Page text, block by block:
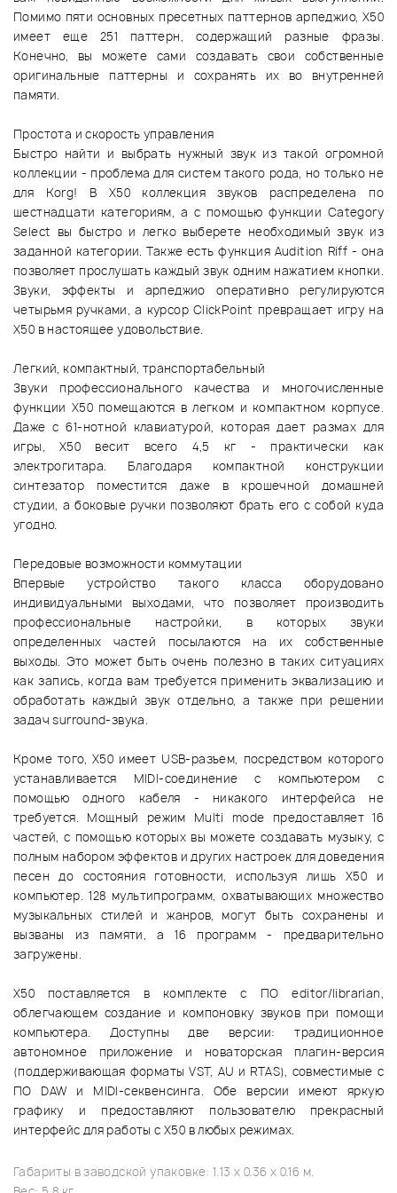
Помимо пяти основных пресетных паттернов арпеджио, X50
имеет еще 251 паттерн, содержащий разные фразы.
Конечно, вы можете сами создавать свои собственные
оригинальные паттерны и сохранять их во внутренней
памяти.
Простота и скорость управления
Быстро найти и выбрать нужный звук из такой огромной
коллекции - проблема для систем такого рода, но только не
для Korg! В X50 коллекция звуков распределена по
шестнадцати категориям, а с помощью функции Category
Select вы быстро и легко выберете необходимый звук из
заданной категории. Также есть функция Audition Riff - она
позволяет прослушать каждый звук одним нажатием кнопки.
Звуки, эффекты и арпеджио оперативно регулируются
четырьмя ручками, а курсор ClickPoint превращает игру на
X50 в настоящее удовольствие.
Легкий, компактный, транспортабельный
Звуки профессионального качества и многочисленные
функции X50 помещаются в легком и компактном корпусе.
Даже с 61-нотной клавиатурой, которая дает размах для
игры, X50 весит всего 4,5 кг - практически как
электрогитара. Благодаря компактной конструкции
синтезатор поместится даже в крошечной домашней
студии, а боковые ручки позволяют брать его с собой куда
угодно.
Передовые возможности коммутации
Впервые устройство такого класса оборудовано
индивидуальными выходами, что позволяет производить
профессиональные настройки, в которых звуки
определенных частей посылаются на их собственные
выходы. Это может быть очень полезно в таких ситуациях
как запись, когда вам требуется применить эквализацию и
обработать каждый звук отдельно, а также при решении
задач surround-звука.
Кроме того, X50 имеет USB-разъем, посредством которого
устанавливается MIDI-соединение с компьютером с
помощью одного кабеля - никакого интерфейса не
требуется. Мощный режим Multi mode предоставляет 16
частей, с помощью которых вы можете создавать музыку, с
полным набором эффектов и других настроек для доведения
песен до состояния готовности, используя лишь X50 и
компьютер. 128 мультипрограмм, охватывающих множество
музыкальных стилей и жанров, могут быть сохранены и
вызваны из памяти, а 16 программ - предварительно
загружены.
X50 поставляется в комплекте с ПО editor/librarian,
облегчающем создание и компоновку звуков при помощи
компьютера. Доступны две версии: традиционное
автономное приложение и новаторская плагин-версия
(поддерживающая форматы VST, AU и RTAS), совместимые с
ПО DAW и MIDI-секвенсинга. Обе версии имеют яркую
графику и предоставляют пользователю прекрасный
интерфейс для работы с X50 в любых режимах.
Габариты в заводской упаковке: 1.13 x 0.36 x 0.16 м.